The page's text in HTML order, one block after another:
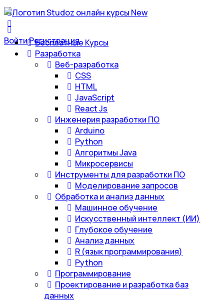
ВойтиРегистрация
Бесплатные Курсы
Разработка
Веб-разработка
CSS
HTML
JavaScript
React Js
Инженерия разработки ПО
Arduino
Python
Алгоритмы Java
Микросервисы
Инструменты для разработки ПО
Моделирование запросов
Обработка и анализ данных
Машинное обучение
Искусственный интеллект (ИИ)
Глубокое обучение
Анализ данных
R (язык программирования)
Python
Программирование
Проектирование и разработка баз
данных